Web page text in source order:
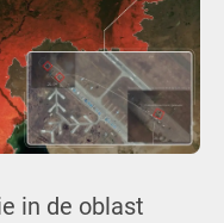
in de oblast